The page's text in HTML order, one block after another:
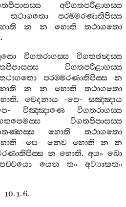
අවිගතපරිළාහස‍්ස
තථාගතො
පරම‍්මරණාතිපිස‍්ස
න න හොති
තථාගතො
.
විගතරාගස‍්ස
විගතඡන්‍දස‍්ස
විගතපරිළාහස‍්ස
පරම‍්මරණාතිපිස‍්ස
න
න න හොති
තථාගතො
. වෙදනාය -පෙ-සඤ‍්ඤාය
- විඤ‍්ඤාණෙ
විගතරාගස‍්ස
විගතපිපාසස‍්ස
හොති
තථාගතො
-පෙ- නෙව හොති න
න
න හොති.අයං ඛො
පච‍්චයො යෙන තං
අව්‍යාකතං
10. 1. 6.